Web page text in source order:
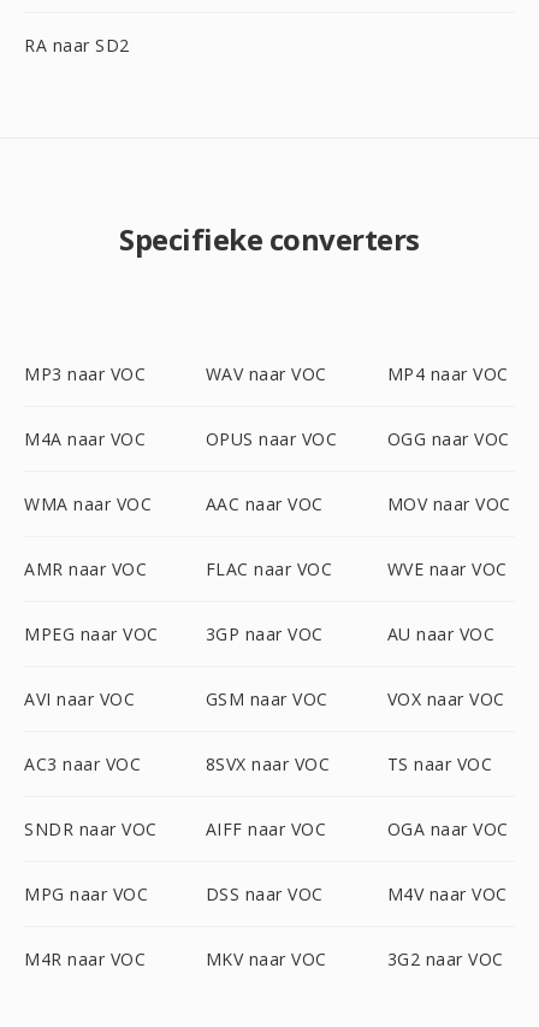
RA naar SD2
Specifieke converters
MP3 naar VOC WAV naar VOC MP4 naar VOC
M4A naar VOC OPUS naar VOC OGG naar VOC
WMA naar VOC AAC naar VOC MOV naar VOC
AMR naar VOC FLAC naar VOC WVE naar VOC
MPEG naar VOC 3GP naar VOC AU naar VOC
AVI naar VOC GSM naar VOC VOX naar VOC
AC3 naar VOC 8SVX naar VOC TS naar VOC
SNDR naar VOC AIFF naar VOC OGA naar VOC
MPG naar VOC DSS naar VOC M4V naar VOC
M4R naar VOC MKV naar VOC 3G2 naar VOC